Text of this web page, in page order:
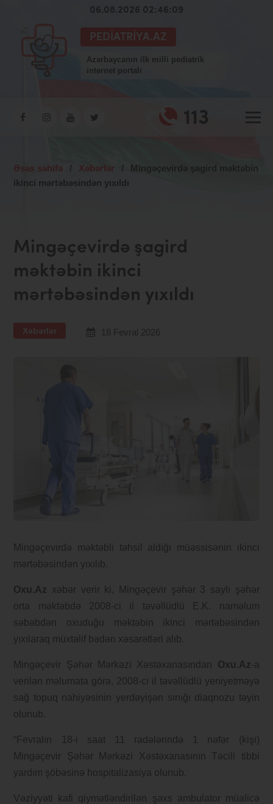
06.08.2026 02:46:10
PEDIATRIYA.AZ
Azərbaycanın ilk milli pediatrik
internet portalı
113
Əsas səhifə / Xəbərlər /
Mingəçevirdə şagird məktəbin
ikinci mərtəbəsindən yıxıldı
Mingəçevirdə şagird
məktəbin ikinci
mərtəbəsindən yıxıldı
Xəbərlər 18 Fevral 2026
Mingəçevirdə məktəbli təhsil aldığı müəssisənin ikinci
mərtəbəsindən yıxılıb.
Oxu.Az xəbər verir ki, Mingəçevir şəhər 3 saylı şəhər
orta məktəbdə 2008-ci il təvəllüdlü E.K. naməlum
səbəbdən oxuduğu məktəbin ikinci mərtəbəsindən
yıxılaraq müxtəlif bədən xəsarətləri alıb.
Mingəçevir Şəhər Mərkəzi Xəstəxanasından Oxu.Az-a
verilən məlumata görə, 2008-ci il təvəllüdlü yeniyetməyə
sağ topuq nahiyəsinin yerdəyişən sınığı diaqnozu təyin
olunub.
“Fevralın 18-i saat 11 radələrində 1 nəfər (kişi)
Mingəçevir Şəhər Mərkəzi Xəstəxanasının Təcili tibbi
yardım şöbəsinə hospitalizasiya olunub.
Vəziyyəti kafi qiymətləndirilən şəxs ambulator müalicə